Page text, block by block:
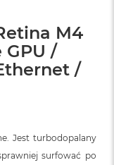
M4
GPU /
/
Jest turbodopalany
surfować po